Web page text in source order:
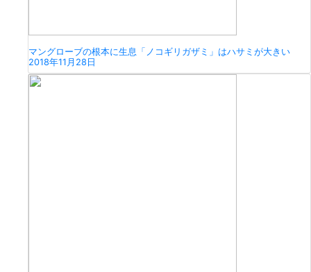
マングローブの根本に生息「ノコギリガザミ」はハサミが大きい
2018年11月28日